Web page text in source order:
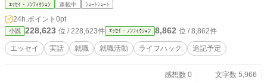
ｴｯｾｲ・ﾉﾝﾌｨｸｼｮﾝ 連載中 ｼｮｰﾄｼｮｰﾄ
24h.ポイント 0pt
小説 228,623 位 / 228,623件 ｴｯｾｲ・ﾉﾝﾌｨｸｼｮﾝ 8,862 位 / 8,862件
エッセイ 実話 就職 就職活動 ライフハック 追記予定
感想数 0
文字数 5,966